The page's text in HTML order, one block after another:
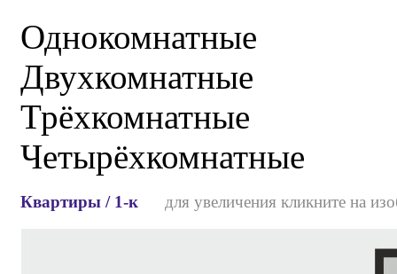
Однокомнатные
Двухкомнатные
Трёхкомнатные
Четырёхкомнатные
Квартиры / 1-к для увеличения кликните на